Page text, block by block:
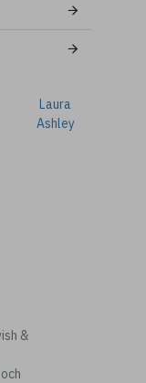
Laura
Ashley
&